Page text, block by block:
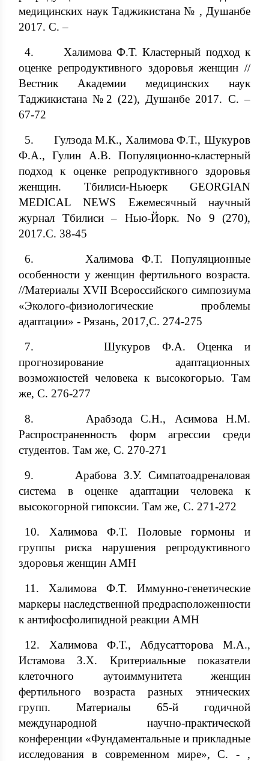
медицинских наук Таджикистана № , Душанбе
2017. С. –
4. Халимова Ф.Т. Кластерный подход к
оценке репродуктивного здоровья женщин //
Вестник Академии медицинских наук
Таджикистана №2 (22), Душанбе 2017. С. –
67-72
5. Гулзода М.К., Халимова Ф.Т., Шукуров
Ф.А., Гулин А.В. Популяционно-кластерный
подход к оценке репродуктивного здоровья
женщин. Тбилиси-Ньюерк GEORGIAN
MEDICAL NEWS Ежемесячный научный
журнал Тбилиси – Нью-Йорк. No 9 (270),
2017.С. 38-45
6. Халимова Ф.Т. Популяционные
особенности у женщин фертильного возраста.
//Материалы XVII Всероссийского симпозиума
«Эколого-физиологические проблемы
адаптации» - Рязань, 2017,С. 274-275
7. Шукуров Ф.А. Оценка и
прогнозирование адаптационных
возможностей человека к высокогорью. Там
же, С. 276-277
8. Арабзода С.Н., Асимова Н.М.
Распространенность форм агрессии среди
студентов. Там же, С. 270-271
9. Арабова З.У. Симпатоадреналовая
система в оценке адаптации человека к
высокогорной гипоксии. Там же, С. 271-272
10. Халимова Ф.Т. Половые гормоны и
группы риска нарушения репродуктивного
здоровья женщин АМН
11. Халимова Ф.Т. Иммунно-генетические
маркеры наследственной предрасположенности
к антифосфолипидной реакции АМН
12. Халимова Ф.Т., Абдусатторова М.А.,
Истамова З.Х. Критериальные показатели
клеточного аутоиммунитета женщин
фертильного возраста разных этнических
групп. Материалы 65-й годичной
международной научно-практической
конференции «Фундаментальные и прикладные
исследования в современном мире», С. - ,